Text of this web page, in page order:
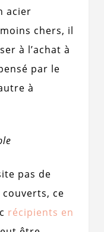
acier
chers, il
à l’achat à
par le
à
pas de
ce
récipients en